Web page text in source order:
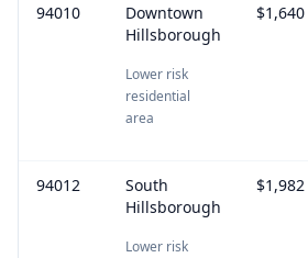
94010
Downtown
Hillsborough
Lower risk
residential
area
$1,640
94012
South
Hillsborough
Lower risk
$1,982